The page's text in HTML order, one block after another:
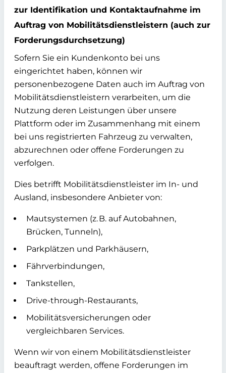
zur Identifikation und Kontaktaufnahme im
Auftrag von Mobilitätsdienstleistern (auch zur
Forderungsdurchsetzung)
Sofern Sie ein Kundenkonto bei uns
eingerichtet haben, können wir
personenbezogene Daten auch im Auftrag von
Mobilitätsdienstleistern verarbeiten, um die
Nutzung deren Leistungen über unsere
Plattform oder im Zusammenhang mit einem
bei uns registrierten Fahrzeug zu verwalten,
abzurechnen oder offene Forderungen zu
verfolgen.
Dies betrifft Mobilitätsdienstleister im In- und
Ausland, insbesondere Anbieter von:
Mautsystemen (z. B. auf Autobahnen,
Brücken, Tunneln),
Parkplätzen und Parkhäusern,
Fährverbindungen,
Tankstellen,
Drive-through-Restaurants,
Mobilitätsversicherungen oder
vergleichbaren Services.
Wenn wir von einem Mobilitätsdienstleister
beauftragt werden, offene Forderungen im